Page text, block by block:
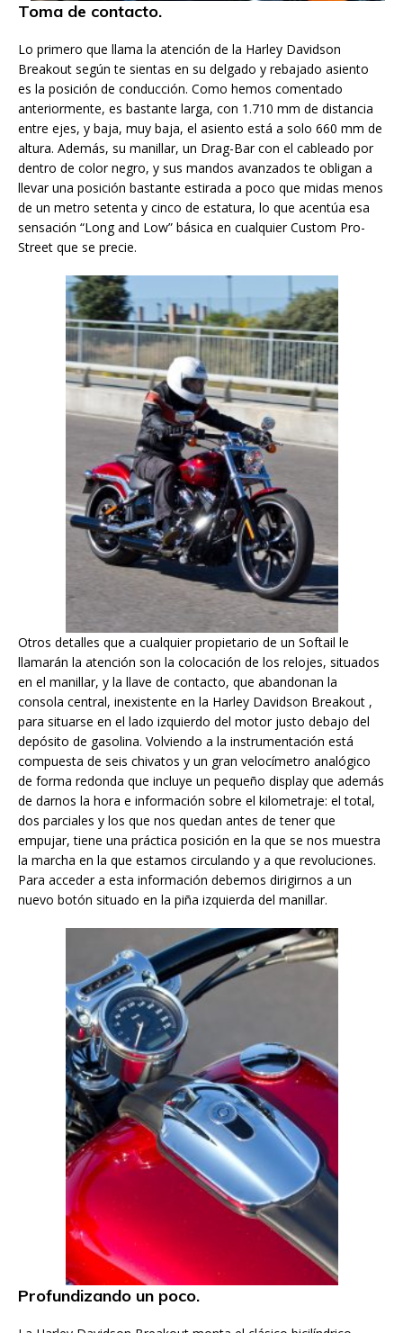
Toma de contacto.
Lo primero que llama la atención de la Harley Davidson
Breakout según te sientas en su delgado y rebajado asiento
es la posición de conducción. Como hemos comentado
anteriormente, es bastante larga, con 1.710 mm de distancia
entre ejes, y baja, muy baja, el asiento está a solo 660 mm de
altura. Además, su manillar, un Drag-Bar con el cableado por
dentro de color negro, y sus mandos avanzados te obligan a
llevar una posición bastante estirada a poco que midas menos
de un metro setenta y cinco de estatura, lo que acentúa esa
sensación “Long and Low” básica en cualquier Custom Pro-
Street que se precie.
Otros detalles que a cualquier propietario de un Softail le
llamarán la atención son la colocación de los relojes, situados
en el manillar, y la llave de contacto, que abandonan la
consola central, inexistente en la Harley Davidson Breakout ,
para situarse en el lado izquierdo del motor justo debajo del
depósito de gasolina. Volviendo a la instrumentación está
compuesta de seis chivatos y un gran velocímetro analógico
de forma redonda que incluye un pequeño display que además
de darnos la hora e información sobre el kilometraje: el total,
dos parciales y los que nos quedan antes de tener que
empujar, tiene una práctica posición en la que se nos muestra
la marcha en la que estamos circulando y a que revoluciones.
Para acceder a esta información debemos dirigirnos a un
nuevo botón situado en la piña izquierda del manillar.
Profundizando un poco.